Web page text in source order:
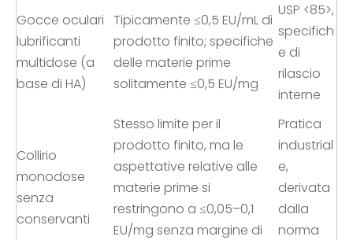
Gocce oculari
lubrificanti
multidose (a
base di HA)
Tipicamente ≤0,5 EU/mL di
prodotto finito; specifiche
delle materie prime
solitamente ≤0,5 EU/mg
USP <85>,
specifich
e di
rilascio
interne
Collirio
monodose
senza
conservanti
Stesso limite per il
prodotto finito, ma le
aspettative relative alle
materie prime si
restringono a ≤0,05–0,1
EU/mg senza margine di
Pratica
industrial
e,
derivata
dalla
norma